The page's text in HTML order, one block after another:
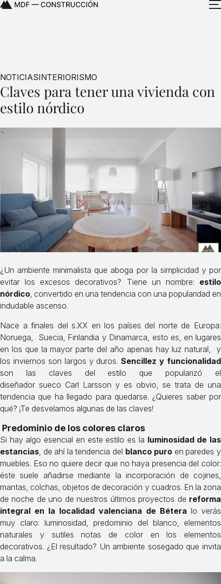
NOTICIASINTERIORISMO
Claves para tener una vivienda con
estilo nórdico
¿Un ambiente minimalista que aboga por la simplicidad y por
evitar los excesos decorativos? Tiene un nombre: estilo
nórdico, convertido en una tendencia con una popularidad en
indudable ascenso.
Nace a finales del s.XX en los países del norte de Europa:
Noruega, Suecia, Finlandia y Dinamarca, esto es, en lugares
en los que la mayor parte del año apenas hay luz natural,
y
los inviernos son largos y duros.Sencillez y funcionalidad
son las claves del estilo que popularizó el
diseñador sueco Carl Larsson y es obvio, se trata de una
tendencia que ha llegado para quedarse. ¿Quieres saber por
qué? ¡Te desvelamos algunas de las claves!
Predominio de los colores claros
Si hay algo esencial en este estilo es la luminosidad de las
estancias, de ahí la tendencia del blanco puro en paredes y
muebles. Eso no quiere decir que no haya presencia del color:
éste suele añadirse mediante la incorporación de cojines,
mantas, colchas, objetos de decoración y cuadros. En la zona
de noche de uno de nuestros últimos proyectos de reforma
integral en la localidad valenciana de Bétera lo verás
muy claro: luminosidad, predominio del blanco, elementos
naturales y sutiles notas de color en los elementos
decorativos. ¿El resultado? Un ambiente sosegado que invita
a la calma.